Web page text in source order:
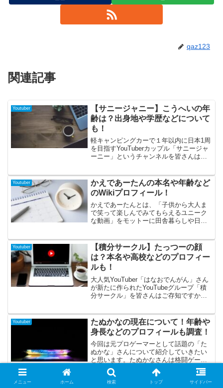
qaz123
関連記事
Youtuber
【サニージャニー】こうへいの年
齢は？出身地や学歴などについて
も！
軽キャンピングカーで１年以内に日本1周
を目指すYouTuberカップル「サニージャ
ーニー」というチャンネルを皆さんはご
が人気なのですが、今回は彼氏であるこ
うへいさんのプロフィールに迫ってみた
いと思います！
Youtuber
かえであーたんの本名や年齢など
のWikiプロフィール！
かえであーたんとは、「子供から大人ま
で笑って楽しんでみてもらえるユニーク
な動画」をモットーに田舎暮らしや日常
して長男かえでくん、妹のあーたんの4人
で行っています。youtubeだけでなく
Instagramやブログ、TikTokなど幅広いコ
ンテンツで活躍しており、特にyoutube登
録者数は100万人を超える人気を誇ってい
ます。今回はかえでくんとあーたんに焦
点をあててプロフィールをまとめてみま
した。
Youtuber
【積分サークル】たっつーの顔
は？本名や高校などのプロフィー
ルも！
大人気YouTuber「はなおでんがん」さん
が新たに作られたYouTubeグループ「積
分サークル」を皆さんはご存知ですか？
ている頭脳派YouTuberです。今回はその
中からたっつーさんのプロフィールにと
迫っていきたいと思うので、ぜひ最後ま
でお付き合いください！
Youtuber
たぬかなの現在について！年齢や
身長などのプロフィールも調査！
今回は元プロゲーマーとして話題の「た
ぬかな」さんについて紹介していきたい
と思います。たぬかなさんは格闘ゲーム
「鉄拳」の日本人2人目のプロゲーマーと
して数々の大会に出場していたことでも
有名でした。しかし2022年2月にプロ契約
【東京ウーバーズ】たつみの学歴
メニュー ホーム 検索 トップ サイドバー